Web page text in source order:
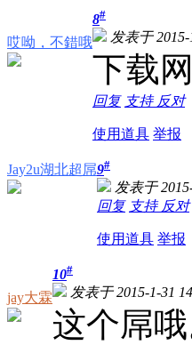
哎呦，不錯哦
8#
发表于
下载
回复 支持 反对
使用道具 举报
Jay2u湖北超屌9#
发表于
回复 支持 反对
使用道具 举报
jay大霖
10#
发表于 2015-1-31
这个屌哦